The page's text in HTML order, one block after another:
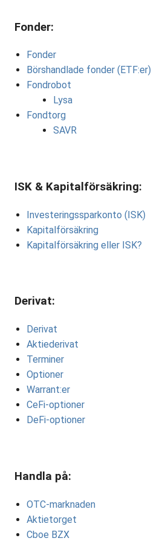
Fonder:
Fonder
Börshandlade fonder (ETF:er)
Fondrobot
Lysa
Fondtorg
SAVR
ISK & Kapitalförsäkring:
Investeringssparkonto (ISK)
Kapitalförsäkring
Kapitalförsäkring eller ISK?
Derivat:
Derivat
Aktiederivat
Terminer
Optioner
Warrant:er
CeFi-optioner
DeFi-optioner
Handla på:
OTC-marknaden
Aktietorget
Cboe BZX